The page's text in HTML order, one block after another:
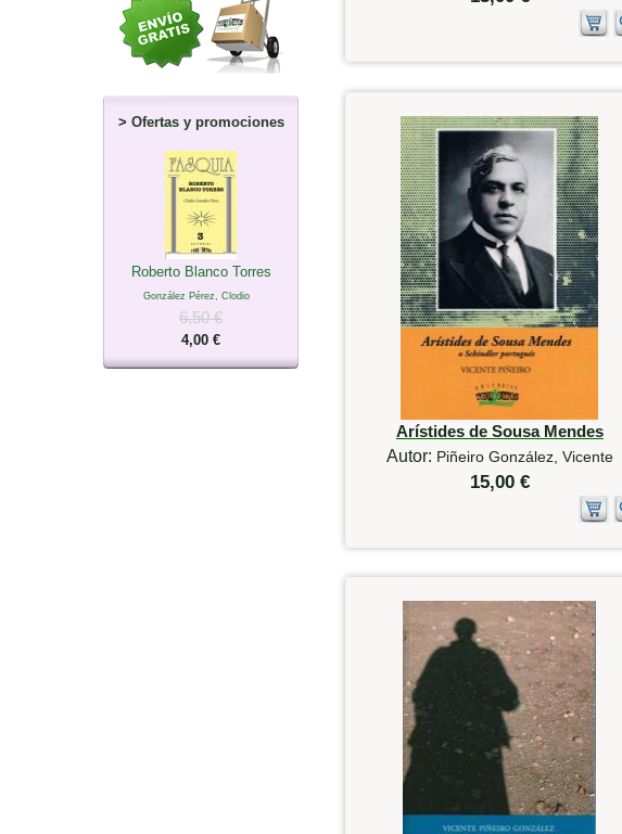
> Ofertas y promociones
Roberto Blanco Torres
González Pérez, Clodio
6,50 €
4,00 €
Arístides de Sousa Mendes
Autor: Piñeiro González, Vicente
15,00 €